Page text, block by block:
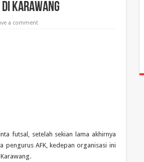
Karawang
a comment
futsal, setelah sekian lama akhirnya
pengurus AFK, kedepan organisasi ini